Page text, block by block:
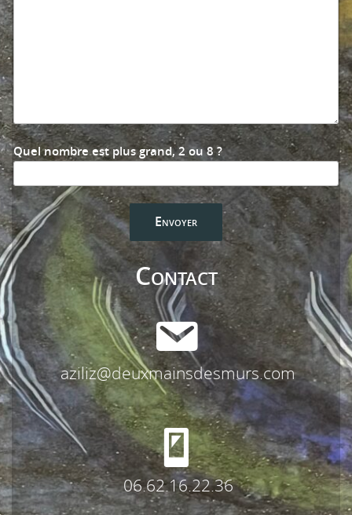
Quel nombre est plus grand, 2 ou 8 ?
Contact
aziliz@deuxmainsdesmurs.com
06.62.16.22.36